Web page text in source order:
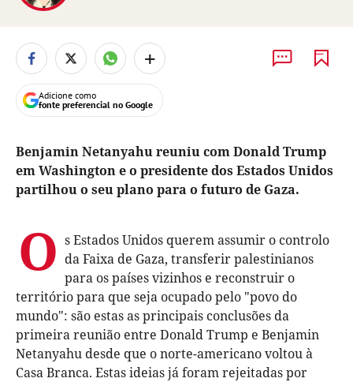
+
Adicione como
fonte preferencial no Google
Benjamin Netanyahu reuniu com Donald Trump
em Washington e o presidente dos Estados Unidos
partilhou o seu plano para o futuro de Gaza.
O s Estados Unidos querem assumir o controlo
da Faixa de Gaza, transferir palestinianos
para os países vizinhos e reconstruir o
território para que seja ocupado pelo "povo do
mundo": são estas as principais conclusões da
primeira reunião entre Donald Trump e Benjamin
Netanyahu desde que o norte-americano voltou à
Casa Branca. Estas ideias já foram rejeitadas por